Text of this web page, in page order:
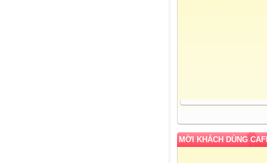
MỜI KHÁCH DÙNG